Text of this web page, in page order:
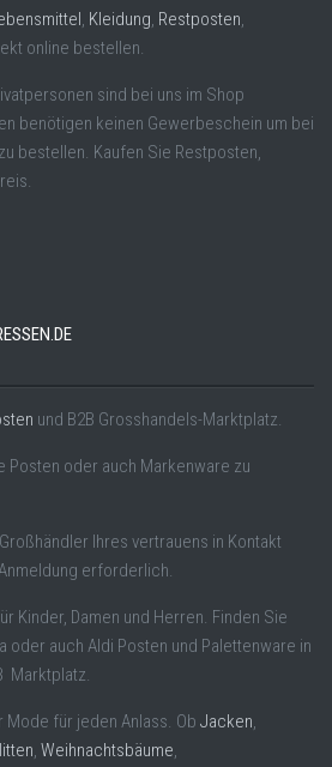
, Kleidung, Restposten,
online bestellen.
sind bei uns im Shop
benötigen keinen Gewerbeschein um bei
bestellen. Kaufen Sie Restposten,
und B2B Grosshandels-Marktplatz.
Posten oder auch Markenware zu
Ihres vertrauens in Kontakt
erforderlich.
Kinder, Damen und Herren. Finden Sie
oder auch Aldi Posten und Palettenware in
Marktplatz.
für jeden Anlass. Ob Jacken,
, Weihnachtsbäume,